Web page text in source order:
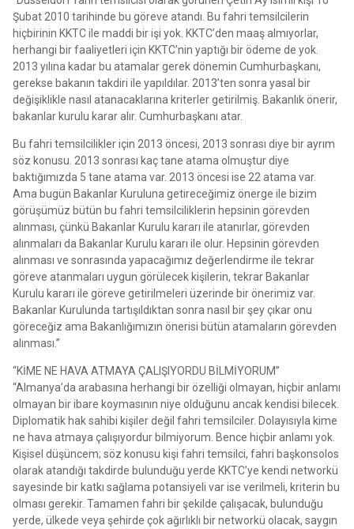
Şubat 2010 tarihinde bu göreve atandı. Bu fahri temsilcilerin
hiçbirinin KKTC ile maddi bir işi yok. KKTC’den maaş almıyorlar,
herhangi bir faaliyetleri için KKTC’nin yaptığı bir ödeme de yok.
2013 yılına kadar bu atamalar gerek dönemin Cumhurbaşkanı,
gerekse bakanın takdiri ile yapıldılar. 2013’ten sonra yasal bir
değişiklikle nasıl atanacaklarına kriterler getirilmiş. Bakanlık önerir,
bakanlar kurulu karar alır. Cumhurbaşkanı atar.
Bu fahri temsilcilikler için 2013 öncesi, 2013 sonrası diye bir ayrım
söz konusu. 2013 sonrası kaç tane atama olmuştur diye
baktığımızda 5 tane atama var. 2013 öncesi ise 22 atama var.
Ama bugün Bakanlar Kuruluna getireceğimiz önerge ile bizim
görüşümüz bütün bu fahri temsilciliklerin hepsinin görevden
alınması, çünkü Bakanlar Kurulu kararı ile atanırlar, görevden
alınmaları da Bakanlar Kurulu kararı ile olur. Hepsinin görevden
alınması ve sonrasında yapacağımız değerlendirme ile tekrar
göreve atanmaları uygun görülecek kişilerin, tekrar Bakanlar
Kurulu kararı ile göreve getirilmeleri üzerinde bir önerimiz var.
Bakanlar Kurulunda tartışıldıktan sonra nasıl bir şey çıkar onu
göreceğiz ama Bakanlığımızın önerisi bütün atamaların görevden
alınması.”
“KİME NE HAVA ATMAYA ÇALIŞIYORDU BİLMİYORUM”
“Almanya’da arabasına herhangi bir özelliği olmayan, hiçbir anlamı
olmayan bir ibare koymasının niye olduğunu ancak kendisi bilecek.
Diplomatik hak sahibi kişiler değil fahri temsilciler. Dolayısıyla kime
ne hava atmaya çalışıyordur bilmiyorum. Bence hiçbir anlamı yok.
Kişisel düşüncem; söz konusu kişi fahri temsilci, fahri başkonsolos
olarak atandığı takdirde bulunduğu yerde KKTC’ye kendi networkü
sayesinde bir katkı sağlama potansiyeli var ise verilmeli, kriterin bu
olması gerekir. Tamamen fahri bir şekilde çalışacak, bulunduğu
yerde, ülkede veya şehirde çok ağırlıklı bir networkü olacak, saygın